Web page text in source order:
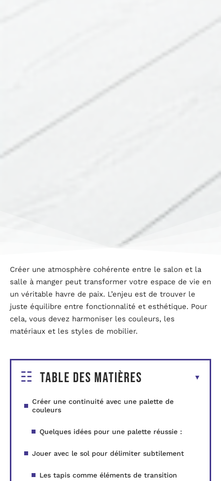
Créer une atmosphère cohérente entre le salon et la
salle à manger peut transformer votre espace de vie en
un véritable havre de paix. L’enjeu est de trouver le
juste équilibre entre fonctionnalité et esthétique. Pour
cela, vous devez harmoniser les couleurs, les
matériaux et les styles de mobilier.
Table des matières
Créer une continuité avec une palette de
couleurs
Quelques idées pour une palette réussie :
Jouer avec le sol pour délimiter subtilement
Les tapis comme éléments de transition